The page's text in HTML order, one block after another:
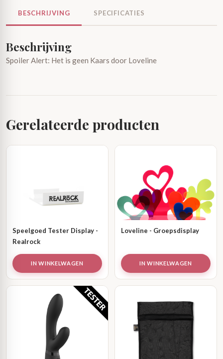
BESCHRIJVING SPECIFICATIES
Beschrijving
Spoiler Alert: Het is geen Kaars door Loveline
Gerelateerde producten
Speelgoed Tester Display -
Realrock
IN WINKELWAGEN
Loveline - Groepsdisplay
IN WINKELWAGEN